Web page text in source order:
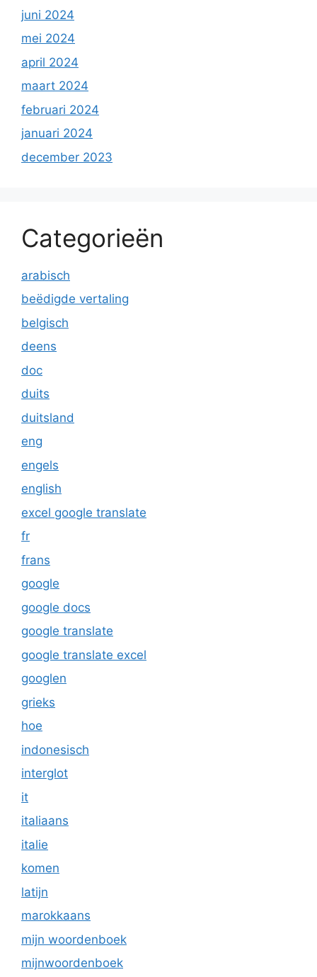
juni 2024
mei 2024
april 2024
maart 2024
februari 2024
januari 2024
december 2023
Categorieën
arabisch
beëdigde vertaling
belgisch
deens
doc
duits
duitsland
eng
engels
english
excel google translate
fr
frans
google
google docs
google translate
google translate excel
googlen
grieks
hoe
indonesisch
interglot
it
italiaans
italie
komen
latijn
marokkaans
mijn woordenboek
mijnwoordenboek